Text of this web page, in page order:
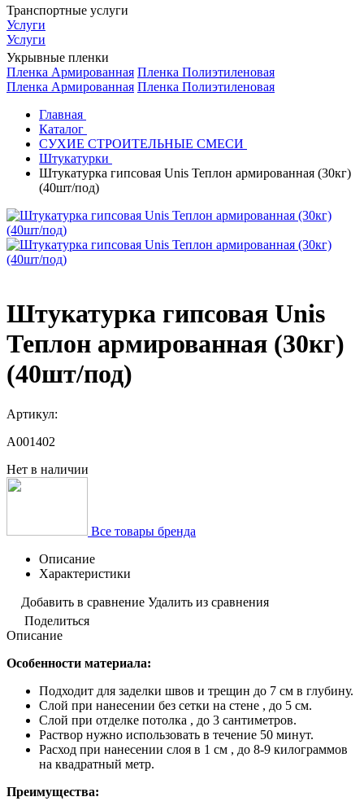
Транспортные услуги
Услуги
Услуги
Укрывные пленки
Пленка Армированная Пленка Полиэтиленовая
Пленка Армированная Пленка Полиэтиленовая
Главная
Каталог
СУХИЕ СТРОИТЕЛЬНЫЕ СМЕСИ
Штукатурки
Штукатурка гипсовая Unis Теплон армированная (30кг)
(40шт/под)
Штукатурка гипсовая Unis
Теплон армированная (30кг)
(40шт/под)
Артикул:
A001402
Нет в наличии
Все товары бренда
Описание
Характеристики
Добавить в сравнение Удалить из сравнения
Поделиться
Описание
Особенности материала:
Подходит для заделки швов и трещин до 7 см в глубину.
Слой при нанесении без сетки на стене , до 5 см.
Слой при отделке потолка , до 3 сантиметров.
Раствор нужно использовать в течение 50 минут.
Расход при нанесении слоя в 1 см , до 8-9 килограммов
на квадратный метр.
Преимущества: